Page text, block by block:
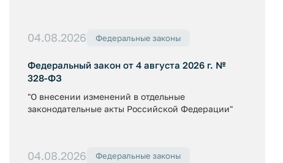
04.08.2026 Федеральные законы
Федеральный закон от 4 августа 2026 г. №
328-ФЗ
"О внесении изменений в отдельные
законодательные акты Российской Федерации"
04.08.2026 Федеральные законы